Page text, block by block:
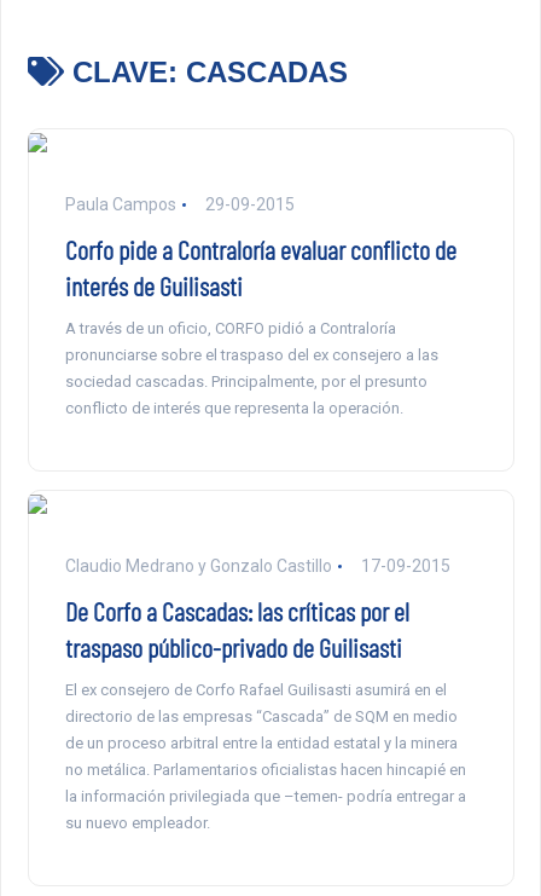
CLAVE: CASCADAS
Paula Campos 29-09-2015
Corfo pide a Contraloría evaluar conflicto de
interés de Guilisasti
A través de un oficio, CORFO pidió a Contraloría
pronunciarse sobre el traspaso del ex consejero a las
sociedad cascadas. Principalmente, por el presunto
conflicto de interés que representa la operación.
Claudio Medrano y Gonzalo Castillo 17-09-2015
De Corfo a Cascadas: las críticas por el
traspaso público-privado de Guilisasti
El ex consejero de Corfo Rafael Guilisasti asumirá en el
directorio de las empresas “Cascada” de SQM en medio
de un proceso arbitral entre la entidad estatal y la minera
no metálica. Parlamentarios oficialistas hacen hincapié en
la información privilegiada que –temen- podría entregar a
su nuevo empleador.